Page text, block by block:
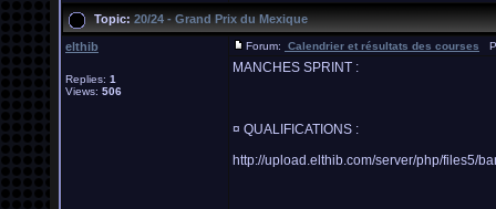
Topic: 20/24 - Grand Prix du Mexique
elthib
Replies: 1
Views: 506
Forum: Calendrier et résultats des courses
MANCHES SPRINT :
¤ QUALIFICATIONS :
http://upload.elthib.com/server/php/files5/